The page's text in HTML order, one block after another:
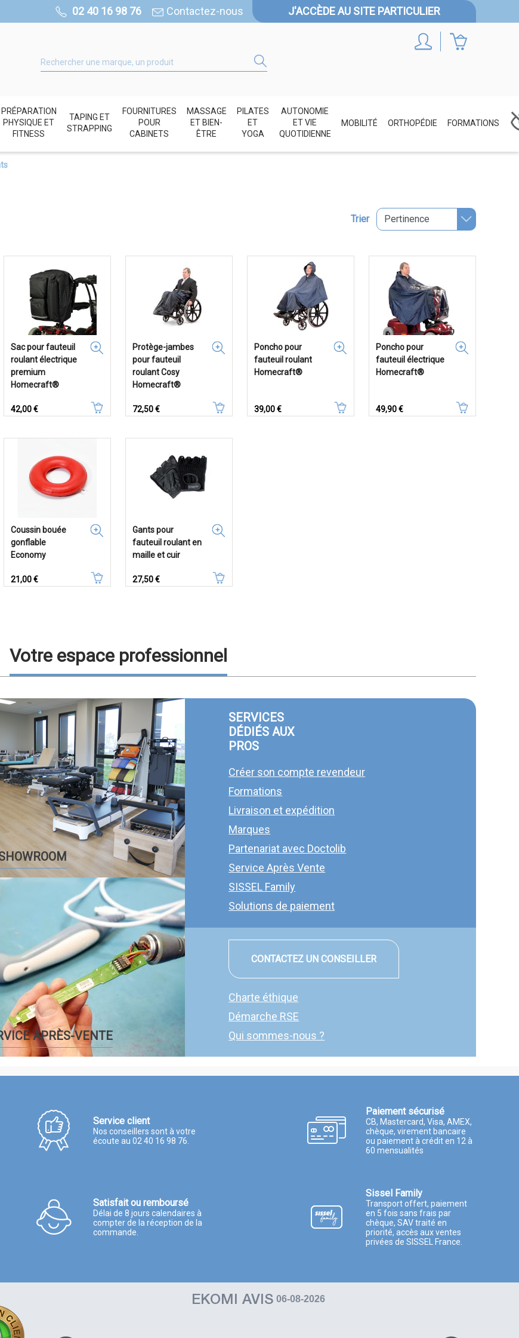
02 40 16 98 76 Contactez-nous J'ACCÈDE AU SITE PARTICULIER
PRÉPARATION
PHYSIQUE ET
FITNESS
TAPING ET
STRAPPING
FOURNITURES
POUR
CABINETS
MASSAGE
ET BIEN-
ÊTRE
PILATES
ET
YOGA
AUTONOMIE
ET VIE
QUOTIDIENNE
MOBILITÉ ORTHOPÉDIE FORMATIONS
Trier
Sac pour fauteuil
roulant électrique
premium
Homecraft®
Prix
42,00 €
Protège-jambes
pour fauteuil
roulant Cosy
Homecraft®
Prix
72,50 €
Poncho pour
fauteuil roulant
Homecraft®
Prix
39,00 €
Poncho pour
fauteuil électrique
Homecraft®
Prix
49,90 €
Coussin bouée
gonflable
Economy
Prix
21,00 €
Gants pour
fauteuil roulant en
maille et cuir
Prix
27,50 €
Votre espace professionnel
APRÈS-VENTE
SERVICES
DÉDIÉS AUX
PROS
Créer son compte revendeur
Formations
Livraison et expédition
Marques
Partenariat avec Doctolib
Service Après Vente
SISSEL Family
Solutions de paiement
CONTACTEZ UN CONSEILLER
Charte éthique
Démarche RSE
Qui sommes-nous ?
Service client
Nos conseillers sont à votre
écoute au 02 40 16 98 76.
Paiement sécurisé
CB, Mastercard, Visa, AMEX,
chèque, virement bancaire
ou paiement à crédit en 12 à
60 mensualités
Satisfait ou remboursé
Délai de 8 jours calendaires à
compter de la réception de la
commande.
Sissel Family
Transport offert, paiement
en 5 fois sans frais par
chèque, SAV traité en
priorité, accès aux ventes
privées de SISSEL France.
EKOMI AVIS 06-08-2026